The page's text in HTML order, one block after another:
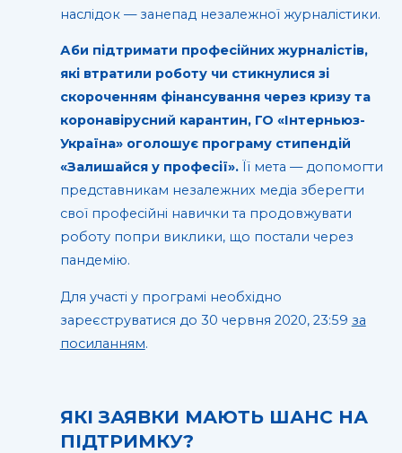
наслідок — занепад незалежної журналістики.
Аби підтримати професійних журналістів,
які втратили роботу чи стикнулися зі
скороченням фінансування через кризу та
коронавірусний карантин, ГО «Інтерньюз-
Україна» оголошує програму стипендій
«Залишайся у професії».Її мета — допомогти
представникам незалежних медіа зберегти
свої професійні навички та продовжувати
роботу попри виклики, що постали через
пандемію.
Для участі у програмі необхідно
зареєструватися до 30 червня 2020, 23:59 за
посиланням.
ЯКІ ЗАЯВКИ МАЮТЬ ШАНС НА
ПІДТРИМКУ?